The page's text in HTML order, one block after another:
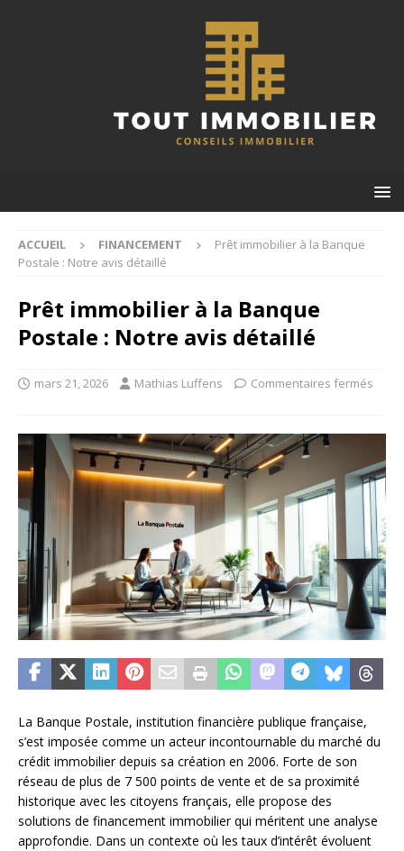
ACCUEIL FINANCEMENT
Prêt immobilier à la Banque
Postale : Notre avis détaillé
Prêt immobilier à la Banque
Postale : Notre avis détaillé
mars 21, 2026 Mathias Luffens Commentaires fermés
La Banque Postale, institution financière publique française,
s’est imposée comme un acteur incontournable du marché du
crédit immobilier depuis sa création en 2006. Forte de son
réseau de plus de 7 500 points de vente et de sa proximité
historique avec les citoyens français, elle propose des
solutions de financement immobilier qui méritent une analyse
approfondie. Dans un contexte où les taux d’intérêt évoluent